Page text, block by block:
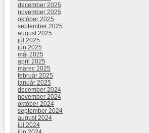
december 2025
november 2025
október 2025
september 2025
august 2025
júl 2025
jún 2025
máj 2025
apríl 2025
marec 2025
február 2025
január 2025
december 2024
november 2024
október 2024
september 2024
august 2024
júl 2024